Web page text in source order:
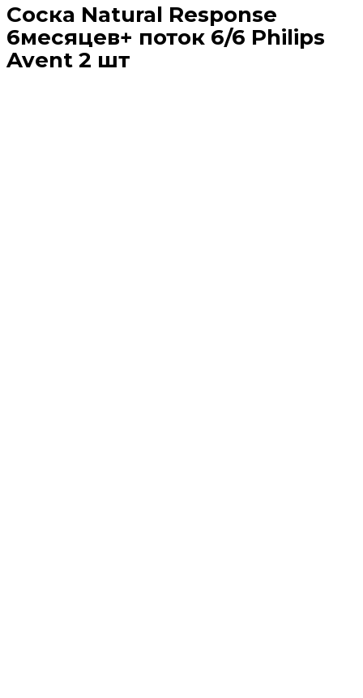
Соска Natural Response
6месяцев+ поток 6/6 Philips
Avent 2 шт